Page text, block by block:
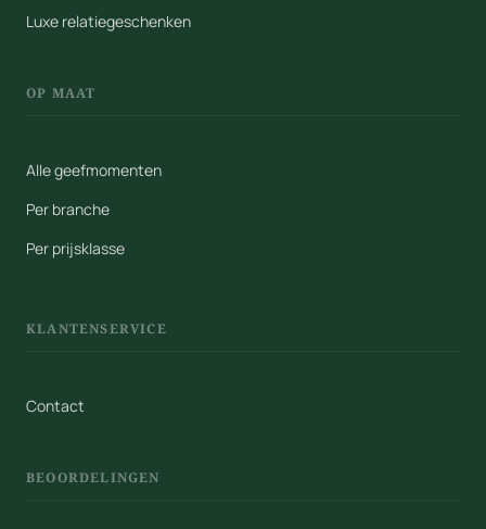
Luxe relatiegeschenken
OP MAAT
Alle geefmomenten
Per branche
Per prijsklasse
KLANTENSERVICE
Contact
BEOORDELINGEN